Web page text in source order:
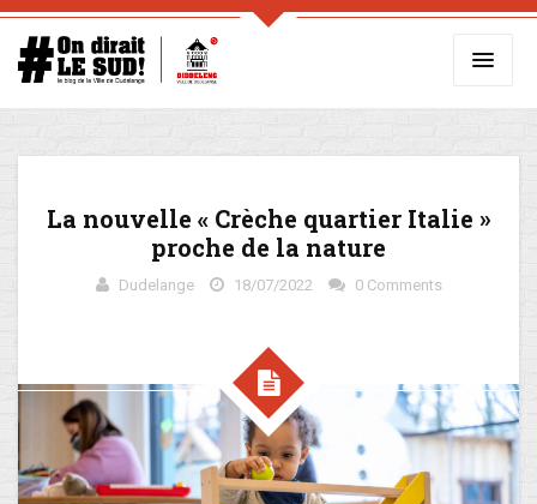
La nouvelle « Crèche quartier Italie »
proche de la nature
Dudelange 18/07/2022 0 Comments